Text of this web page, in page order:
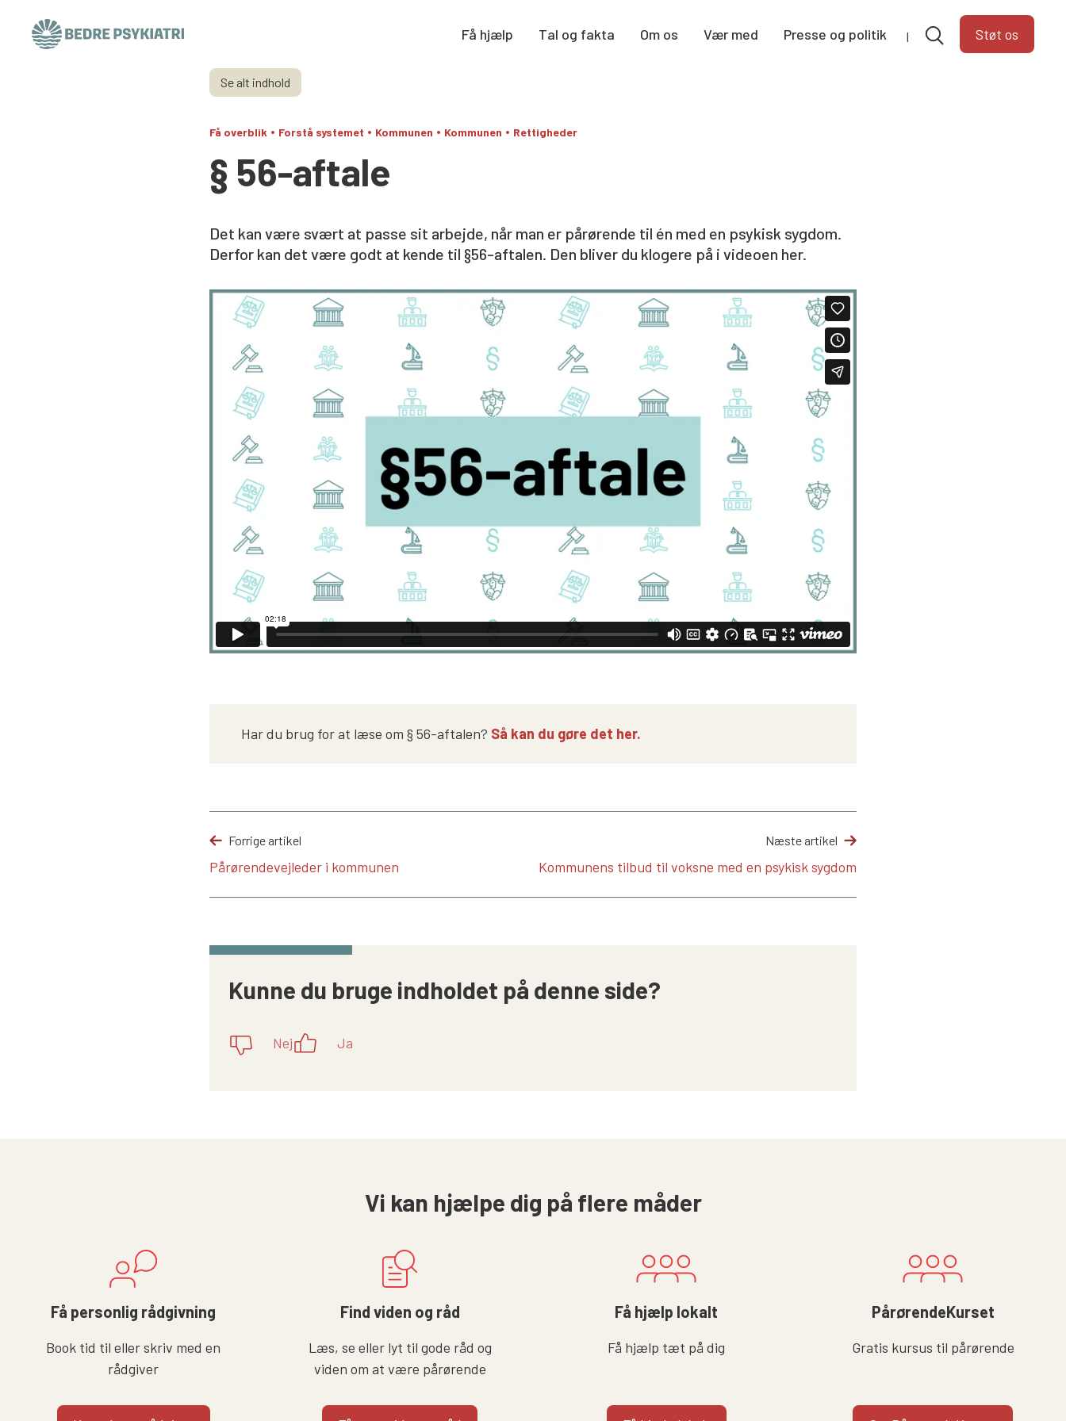
Få hjælp Tal og fakta Om os Vær med Presse og politik Støt os
Se alt indhold
Få overblik • Forstå systemet • Kommunen • Kommunen • Rettigheder
§ 56-aftale
Det kan være svært at passe sit arbejde, når man er pårørende til én med en psykisk sygdom.
Derfor kan det være godt at kende til §56-aftalen. Den bliver du klogere på i videoen her.
Har du brug for at læse om § 56-aftalen? Så kan du gøre det her.
Forrige artikel
Pårørendevejleder i kommunen
Næste artikel
Kommunens tilbud til voksne med en psykisk sygdom
Kunne du bruge indholdet på denne side?
Nej Ja
Vi kan hjælpe dig på flere måder
Få personlig rådgivning
Book tid til eller skriv med en
rådgiver
Find viden og råd
Læs, se eller lyt til gode råd og
viden om at være pårørende
Få hjælp lokalt
Få hjælp tæt på dig
PårørendeKurset
Gratis kursus til pårørende